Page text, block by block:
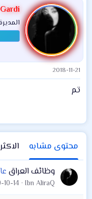
Gardi
2018-11-21
تم
محتوى مشابه
وظائف العراق
Ibn AliraQ
10-14